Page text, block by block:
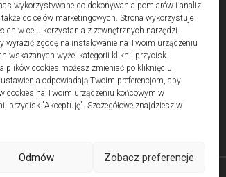
wykorzystywane do dokonywania pomiarów i analiz
do celów marketingowych. Strona wykorzystuje
w celu korzystania z zewnętrznych narzędzi
wyrazić zgodę na instalowanie na Twoim urządzeniu
wskazanych wyżej kategorii kliknij przycisk
plików cookies możesz zmieniać po kliknięciu
odpowiadają Twoim preferencjom, aby
cookies na Twoim urządzeniu końcowym w
przycisk "Akceptuję". Szczegółowe znajdziesz w
Odmów Zobacz preferencje